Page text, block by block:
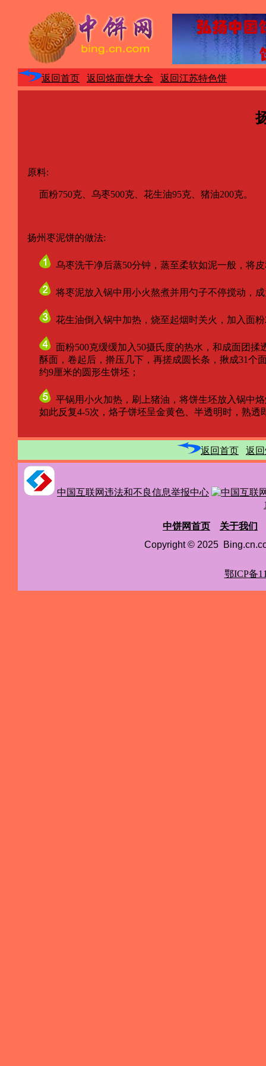
返回首页 返回烙面饼大全 返回江苏特色饼
原料:
面粉750克、乌枣500克、花生油95克、猪油200克。
扬州枣泥饼的做法:
乌枣洗干净后蒸50分钟，蒸至柔软如泥一般，将
将枣泥放入锅中用小火熬煮并用勺子不停搅动，
花生油倒入锅中加热，烧至起烟时关火，加入面
面粉500克缓缓加入50摄氏度的热水，和成面团
酥面，卷起后，擀压几下，再搓成圆长条，揪成31个
约9厘米的圆形生饼坯；
平锅用小火加热，刷上猪油，将饼生坯放入锅中
如此反复4-5次，烙子饼坯呈金黄色、半透明时，熟透
返回首页 返
中国互联网违法和不良信息举报中心
中饼网首页
关于我们
Copyright © 2025
鄂ICP备